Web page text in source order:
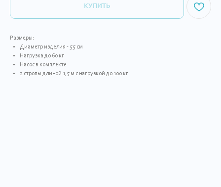
ㅤㅤㅤКУПИТЬㅤㅤㅤ
Размеры:
Диаметр изделия - 55 см
Нагрузка до 60 кг
Насос в комплекте
2 стропы длиной 1,5 м с нагрузкой до 100 кг